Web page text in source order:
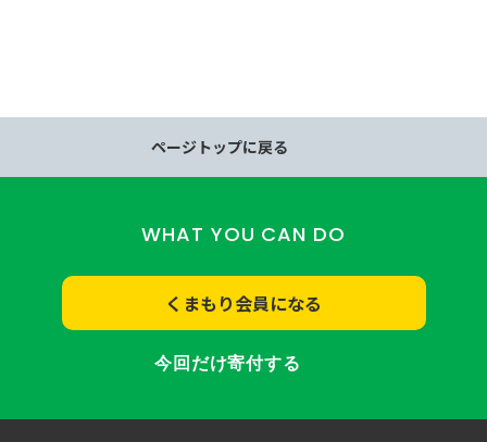
ページトップに戻る
WHAT YOU CAN DO
くまもり会員になる
今回だけ寄付する